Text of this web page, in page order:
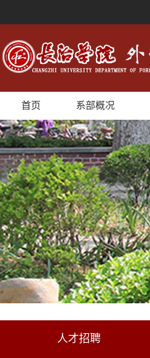
首页 系部概况
人才招聘